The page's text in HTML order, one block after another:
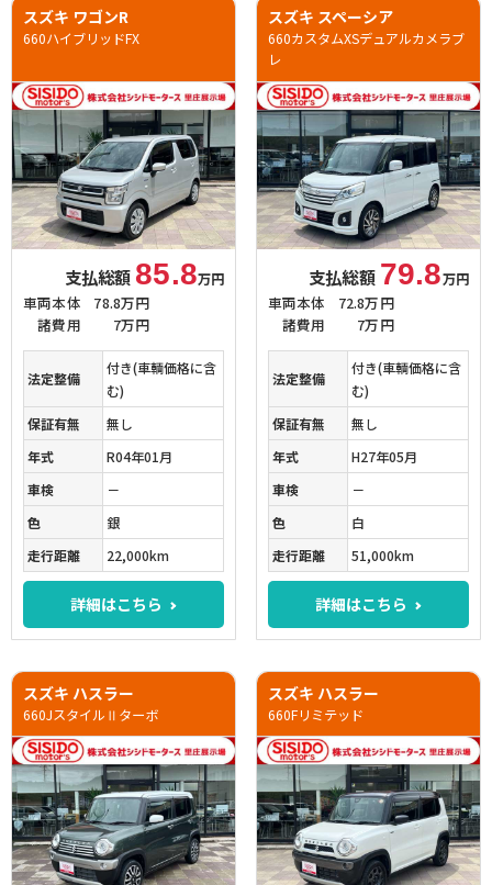
スズキ ワゴンR
660ハイブリッドFX
支払総額 85.8万円
車両本体
78.8万円
諸費用
7万円
法定整備
付き(車輌価格に含
む)
保証有無
無し
年式
R04年01月
車検
－
色
銀
走行距離
22,000km
詳細はこちら
スズキ スペーシア
660カスタムXSデュアルカメラブ
レ
支払総額 79.8万円
車両本体
72.8万円
諸費用
7万円
法定整備
付き(車輌価格に含
む)
保証有無
無し
年式
H27年05月
車検
－
色
白
走行距離
51,000km
詳細はこちら
スズキ ハスラー
660JスタイルⅡターボ
スズキ ハスラー
660Fリミテッド